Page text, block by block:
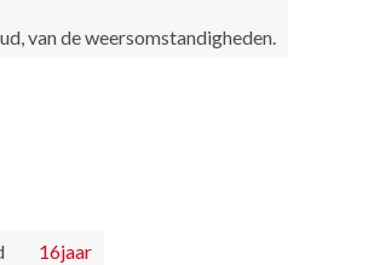
van de weersomstandigheden.
16jaar